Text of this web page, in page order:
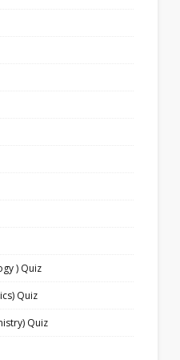
) Quiz
Quiz
Quiz